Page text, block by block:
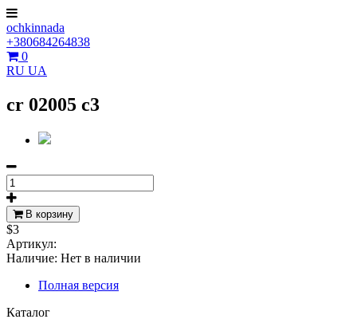
ochkinnada
+380684264838
0
RU UA
cr 02005 c3
В корзину
$3
Артикул:
Наличие: Нет в наличии
Полная версия
Каталог